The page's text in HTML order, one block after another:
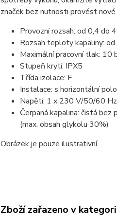
značek bez nutnosti provést
Provozní rozsah: od 0,4 do
Rozsah teploty kapaliny:
Maximální pracovní tlak: 10
Stupeň krytí: IPX5
Třída izolace: F
Instalace: s horizontální
Napětí: 1 x 230 V/50/60 Hz
Čerpaná kapalina: čistá
(max. obsah glykolu 30%)
Obrázek je pouze ilustrativní.
Zboží zařazeno v